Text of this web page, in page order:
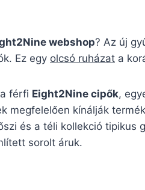
webshop? Az új
Ez egy olcsó ruházat a
férfi Eight2Nine cipők,
megfelelően kínálják
és a téli kollekció
sorolt áruk.